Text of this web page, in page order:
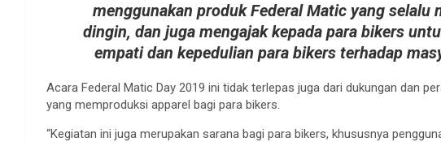
menggunakan produk Federal Matic yang
dingin, dan juga mengajak kepada para bikers
empati dan kepedulian para bikers terhadap
Acara Federal Matic Day 2019 ini tidak terlepas juga dari dukungan dan
yang memproduksi apparel bagi para bikers.
“Kegiatan ini juga merupakan sarana bagi para bikers, khususnya